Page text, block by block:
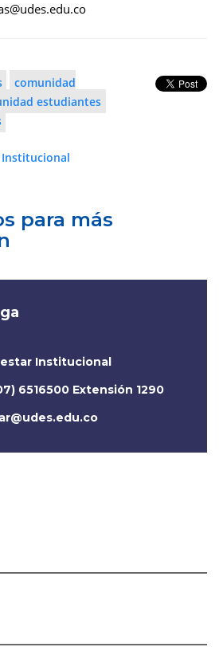
comunidad
estudiantes
para más
Institucional
6516500 Extensión 1290